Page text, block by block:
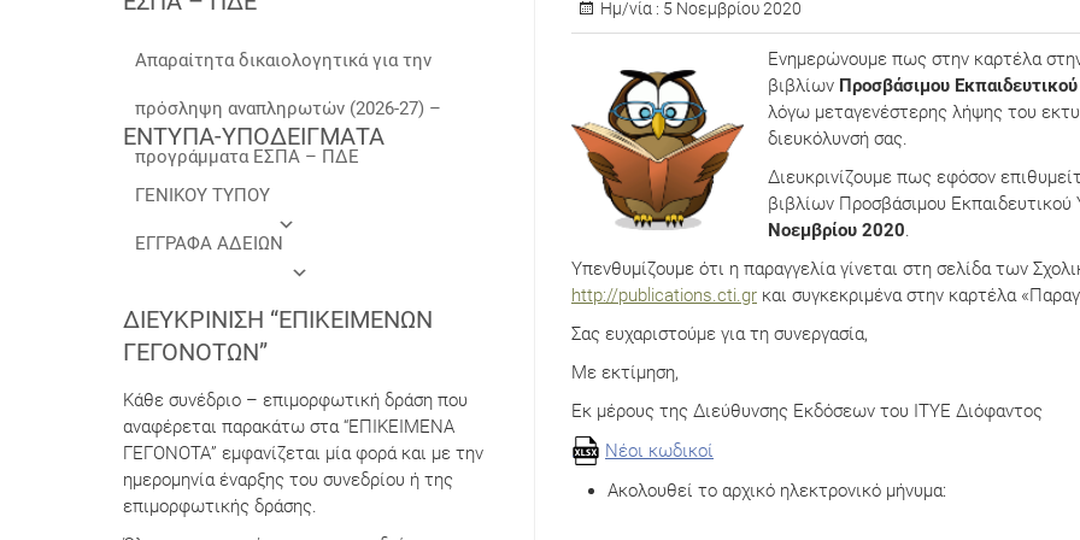
Ημ/νία : 5 Νοεμβρίου 2020
Eνημερώνουμε πως στην καρτέλα
βιβλίων Προσβάσιμου
λόγω μεταγενέστερης λήψης του
διευκόλυνσή σας.
Διευκρινίζουμε πως εφόσον
βιβλίων Προσβάσιμου
Νοεμβρίου 2020.
Υπενθυμίζουμε ότι η παραγγελία γίνεται στη σελίδα των
http://publications.cti.gr και συγκεκριμένα στην καρτέλα
Σας ευχαριστούμε για τη συνεργασία,
Με εκτίμηση,
Εκ μέρους της Διεύθυνσης Εκδόσεων του ΙΤΥΕ Διόφαντος
Νέοι κωδικοί
Ακολουθεί το αρχικό ηλεκτρονικό μήνυμα:
Απαραίτητα δικαιολογητικά για την
πρόσληψη αναπληρωτών (2026-27) –
προγράμματα ΕΣΠΑ – ΠΔΕ
ΕΝΤΥΠΑ-ΥΠΟΔΕΙΓΜΑΤΑ
ΓΕΝΙΚΟΥ ΤΥΠΟΥ
ΕΓΓΡΑΦΑ ΑΔΕΙΩΝ
ΔΙΕΥΚΡΊΝΙΣΗ “ΕΠΙΚΕΊΜΕΝΩΝ
ΓΕΓΟΝΌΤΩΝ”
Κάθε συνέδριο – επιμορφωτική δράση που
αναφέρεται παρακάτω στα “ΕΠΙΚΕΙΜΕΝΑ
ΓΕΓΟΝΟΤΑ” εμφανίζεται μία φορά και με την
ημερομηνία έναρξης του συνεδρίου ή της
επιμορφωτικής δράσης.